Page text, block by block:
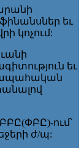
եւ
կոչում:
եւ
ում՝
ժ/պ: